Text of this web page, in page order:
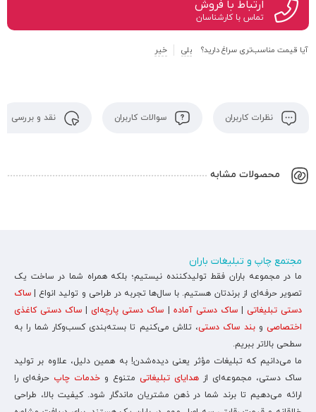
ارتباط با فروش
تماس با کارشناسان
آیا قیمت مناسب‌تری سراغ دارید؟ بلی خیر
نظرات کاربران سوالات کاربران نقد و بررسی
محصولات مشابه
مجتمع چاپ و تبلیغات باران
ما در مجموعه باران فقط تولیدکننده نیستیم؛ بلکه همراه شما در ساخت یک
تصویر حرفه‌ای از برندتان هستیم. با سال‌ها تجربه در طراحی و تولید انواع | ساک
دستی تبلیغاتی |ساک دستی آماده ساک دستی پارچه‌ای| ساک دستی کاغذی
اختصاصی وبند ساک دستی، تلاش می‌کنیم تا بسته‌بندی کسب‌وکار شما را به
سطحی بالاتر ببریم.
ما می‌دانیم که تبلیغات مؤثر یعنی دیده‌شدن! به همین دلیل، علاوه بر تولید
ساک دستی، مجموعه‌ای از هدایای تبلیغاتی متنوع و خدمات چاپ حرفه‌ای را
ارائه می‌دهیم تا برند شما در ذهن مشتریان ماندگار شود. کیفیت بالا، طراحی